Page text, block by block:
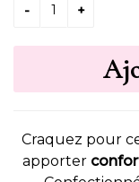
Craquez pour
apporter